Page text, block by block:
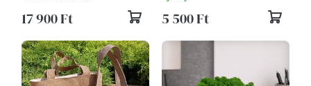
17 900 Ft
díszdoboz karácsonyra
5 500 Ft